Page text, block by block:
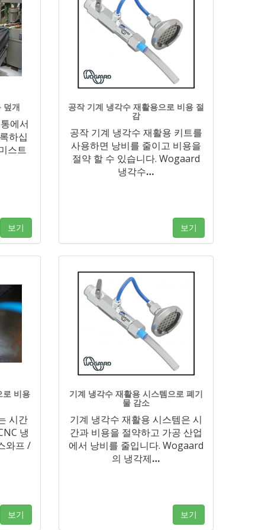
덮개
에서
하십
스트
보기
공작 기계 냉각수 재활용으로 비용 절
감
공작 기계 냉각수 재활용 키트를
사용하면 낭비를 줄이고 비용을
절약 할 수 있습니다. Wogaard
냉각수…
보기
로 비용
시간
냉
와프 /
보기
기계 냉각수 재활용 시스템으로 폐기
물 감소
기계 냉각수 재활용 시스템은 시
간과 비용을 절약하고 가공 산업
에서 낭비를 줄입니다. Wogaard
의 냉각제…
보기